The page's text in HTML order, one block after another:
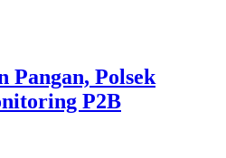
Pangan, Polsek
P2B